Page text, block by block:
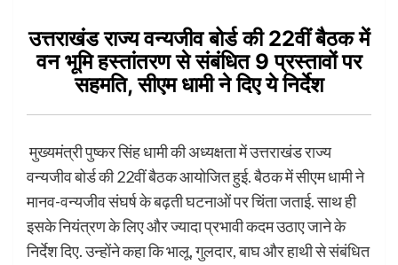
उत्तराखंड राज्य वन्यजीव बोर्ड की 22वीं बैठक में
वन भूमि हस्तांतरण से संबंधित 9 प्रस्तावों पर
सहमति, सीएम धामी ने दिए ये निर्देश
मुख्यमंत्री पुष्कर सिंह धामी की अध्यक्षता में उत्तराखंड राज्य
वन्यजीव बोर्ड की 22वीं बैठक आयोजित हुई. बैठक में सीएम धामी ने
मानव-वन्यजीव संघर्ष के बढ़ती घटनाओं पर चिंता जताई. साथ ही
इसके नियंत्रण के लिए और ज्यादा प्रभावी कदम उठाए जाने के
निर्देश दिए. उन्होंने कहा कि भालू, गुलदार, बाघ और हाथी से संबंधित